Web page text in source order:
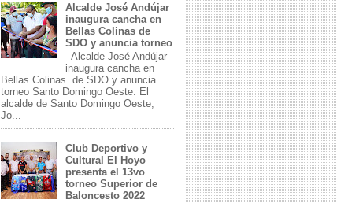
Alcalde José Andújar
inaugura cancha en
Bellas Colinas de
SDO y anuncia torneo
Alcalde José Andújar
inaugura cancha en
Bellas Colinas de SDO y anuncia
torneo Santo Domingo Oeste. El
alcalde de Santo Domingo Oeste,
Jo...
Club Deportivo y
Cultural El Hoyo
presenta el 13vo
torneo Superior de
Baloncesto 2022